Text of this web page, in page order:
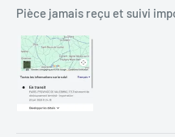
Pièce jamais reçu et suivi